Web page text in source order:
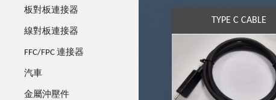
板對板連接器
線對板連接器
FFC/FPC 連接器
汽車
金屬沖壓件
TYPE C CABLE